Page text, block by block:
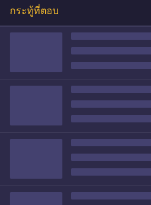
กระทู้ที่ตอบ